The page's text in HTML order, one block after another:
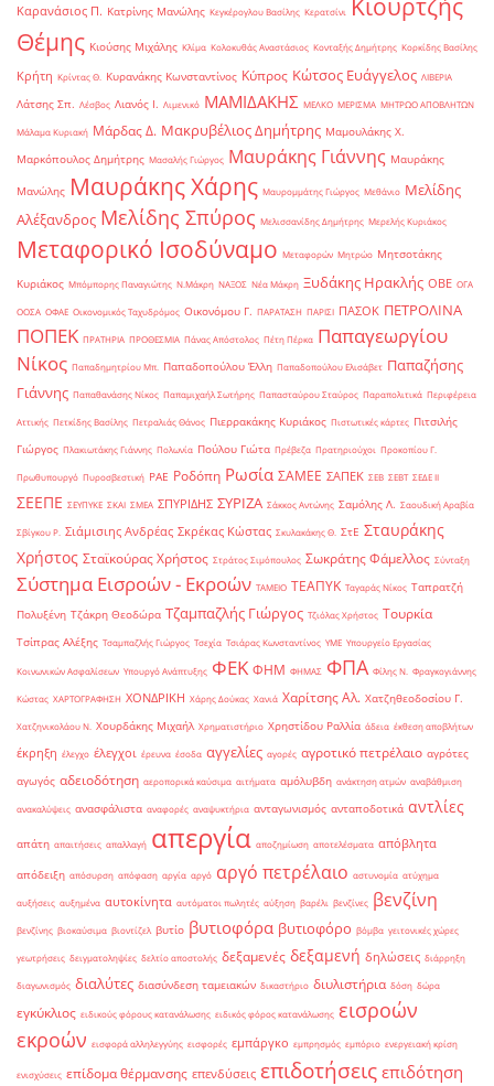
Καρανάσιος Π. Κατρίνης Μανώλης Κεγκέρογλου Βασίλης Κερατσίνι
Θέμης Κιούσης Μιχάλης Κλίμα Κολοκυθάς Αναστάσιος Κονταξής Δημήτρης Κορκίδης Βασίλης
Κρήτη Κρίντας Θ. Κυρανάκης Κωνσταντίνος Κύπρος Κώτσος Ευάγγελος ΛΙΒΕΡΙΑ
Λάτσης Σπ. Λέσβος Λιανός Ι. Λιμενικό ΜΑΜΙΔΑΚΗΣ ΜΕΛΚΟ ΜΕΡΙΣΜΑ ΜΗΤΡΩΟ ΑΠΟΒΛΗΤΩΝ
Μάλαμα Κυριακή Μάρδας Δ. Μακρυβέλιος Δημήτρης Μαμουλάκης Χ.
Μαρκόπουλος Δημήτρης Μασαλής Γιώργος Μαυράκης Γιάννης Μαυράκης
Μανώλης Μαυράκης Χάρης Μαυρομμάτης Γιώργος Μεθάνιο Μελίδης
Αλέξανδρος Μελίδης Σπύρος Μελισσανίδης Δημήτρης Μερελής Κυριάκος
Μεταφορικό Ισοδύναμο Μεταφορών Μητρώο Μητσοτάκης
Κυριάκος Μπόμπορης Παναγιώτης Ν.Μάκρη ΝΑΞΟΣ Νέα Μάκρη Ξυδάκης Ηρακλής ΟΒΕ ΟΓΑ
ΟΟΣΑ ΟΦΑΕ Οικονομικός Ταχυδρόμος Οικονόμου Γ. ΠΑΡΑΤΑΣΗ ΠΑΡΙΣΙ ΠΑΣΟΚ ΠΕΤΡΟΛΙΝΑ
ΠΟΠΕΚ ΠΡΑΤΗΡΙΑ ΠΡΟΘΕΣΜΙΑ Πάνας Απόστολος Πέτη Πέρκα Παπαγεωργίου
Νίκος Παπαδημητρίου Μπ. Παπαδοπούλου Έλλη Παπαδοπούλου Ελισάβετ Παπαζήσης
Γιάννης Παπαθανάσης Νίκος Παπαμιχαήλ Σωτήρης Παπασταύρου Σταύρος Παραπολιτικά Περιφέρεια
Αττικής Πετκίδης Βασίλης Πετραλιάς Θάνος Πιερρακάκης Κυριάκος Πιστωτικές κάρτες Πιτσιλής
Γιώργος Πλακιωτάκης Γιάννης Πολωνία Πούλου Γιώτα Πρέβεζα Πρατηριούχοι Προκοπίου Γ.
Πρωθυπουργό Πυροσβεστική ΡΑΕ Ροδόπη Ρωσία ΣΑΜΕΕ ΣΑΠΕΚ ΣΕΒ ΣΕΒΤ ΣΕΔΕ ΙΙ
ΣΕΕΠΕ ΣΕΥΠΥΚΕ ΣΚΑΙ ΣΜΕΑ ΣΠΥΡΙΔΗΣ ΣΥΡΙΖΑ Σάκκος Αντώνης Σαμόλης Λ. Σαουδική Αραβία
Σβίγκου Ρ. Σιάμισιης Ανδρέας Σκρέκας Κώστας Σκυλακάκης Θ. ΣτΕ Σταυράκης
Χρήστος Σταϊκούρας Χρήστος Στράτος Σιμόπουλος Σωκράτης Φάμελλος Σύνταξη
Σύστημα Εισροών - Εκροών ΤΑΜΕΙΟ ΤΕΑΠΥΚ Ταγαράς Νίκος Ταπρατζή
Πολυξένη Τζάκρη Θεοδώρα Τζαμπαζλής Γιώργος Τζιόλας Χρήστος Τουρκία
Τσίπρας Αλέξης Τσαμπαζλής Γιώργος Τσεχία Τσιάρας Κωνσταντίνος ΥΜΕ Υπουργείο Εργασίας
Κοινωνικών Ασφαλίσεων Υπουργό Ανάπτυξης ΦΕΚ ΦΗΜ ΦΗΜΑΣ ΦΠΑ Φίλης Ν. Φραγκογιάννης
Κώστας ΧΑΡΤΟΓΡΑΦΗΣΗ ΧΟΝΔΡΙΚΗ Χάρης Δούκας Χανιά Χαρίτσης Αλ. Χατζηθεοδοσίου Γ.
Χατζηνικολάου Ν. Χουρδάκης Μιχαήλ Χρηματιστήριο Χρηστίδου Ραλλία άδεια έκθεση αποβλήτων
έκρηξη έλεγχο έλεγχοι έρευνα έσοδα αγγελίες αγορές αγροτικό πετρέλαιο αγρότες
αγωγός αδειοδότηση αεροπορικά καύσιμα αιτήματα αμόλυβδη ανάκτηση ατμών αναβάθμιση
ανακαλύψεις ανασφάλιστα αναφορές αναψυκτήρια ανταγωνισμός ανταποδοτικά αντλίες
απάτη απαιτήσεις απαλλαγή απεργία αποζημίωση αποτελέσματα απόβλητα
απόδειξη απόσυρση απόφαση αργία αργό αργό πετρέλαιο αστυνομία ατύχημα
αυξήσεις αυξημένα αυτοκίνητα αυτόματοι πωλητές αύξηση βαρέλι βενζίνες βενζίνη
βενζίνης βιοκαύσιμα βιοντίζελ βυτίο βυτιοφόρα βυτιοφόρο βόμβα γειτονικές χώρες
γεωτρήσεις δειγματοληψίες δελτίο αποστολής δεξαμενές δεξαμενή δηλώσεις διάρρηξη
διαγωνισμός διαλύτες διασύνδεση ταμειακών δικαστήριο διυλιστήρια δόση δώρα
εγκύκλιος ειδικούς φόρους κατανάλωσης ειδικός φόρος κατανάλωσης εισροών
εκροών εισφορά αλληλεγγύης εισφορές εμπάργκο εμπρησμός εμπόριο ενεργειακή κρίση
ενισχύσεις επίδομα θέρμανσης επενδύσεις επιδοτήσεις επιδότηση